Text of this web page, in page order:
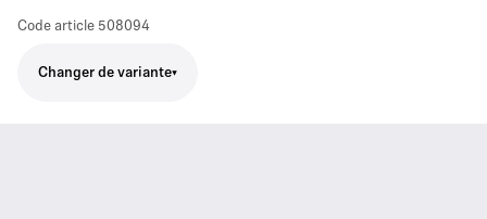
Code article 508094
Changer de variante